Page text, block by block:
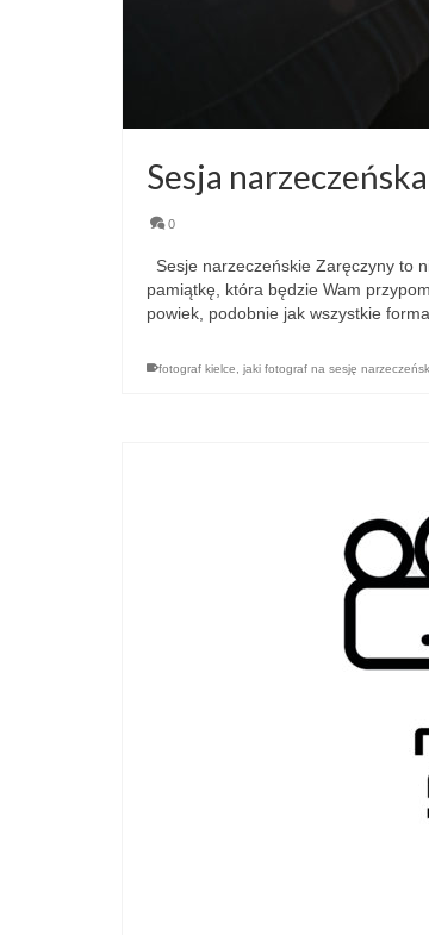
Sesja
0
Sesje narzeczeńskie Zaręczyny to
pamiątkę, która będzie Wam
powiek, podobnie jak wszystkie
fotograf kielce jaki fotograf na sesję